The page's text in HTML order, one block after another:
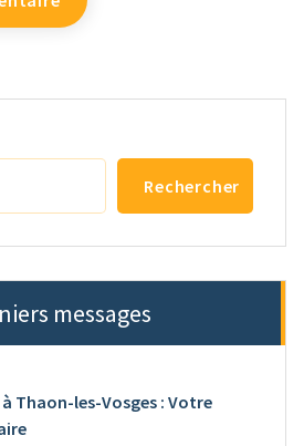
Rechercher
messages
Thaon-les-Vosges : Votre